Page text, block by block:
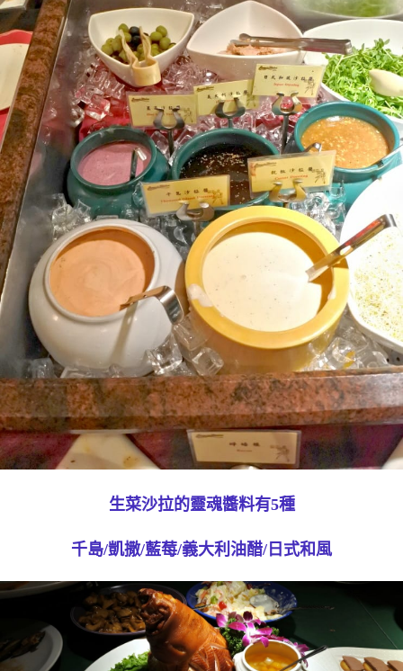
生菜沙拉的靈魂醬料有5種
千島/凱撒/藍莓/義大利油醋/日式和風